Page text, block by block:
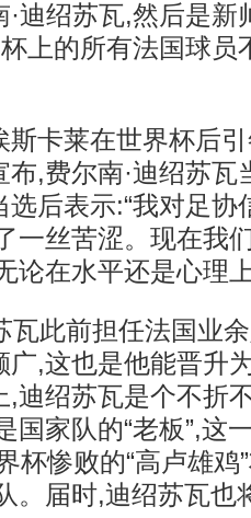
迪绍苏瓦,然后是新
上的所有法国球员
卡莱在世界杯后引
,费尔南·迪绍苏瓦
选后表示:“我对足协
一丝苦涩。现在我
论在水平还是心理
此前担任法国业余
广,这也是他能晋升
,迪绍苏瓦是个不折
国家队的“老板”,这
杯惨败的“高卢雄鸡
。届时,迪绍苏瓦也